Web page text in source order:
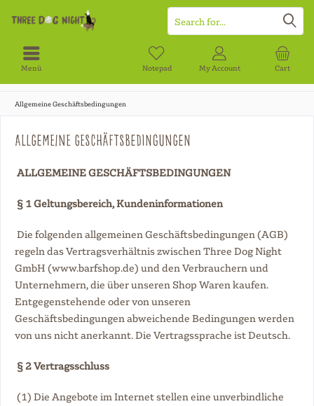
Menü Cart
Notepad My Account
Allgemeine Geschäftsbedingungen
Allgemeine Geschäftsbedingungen
ALLGEMEINE GESCHÄFTSBEDINGUNGEN
§ 1 Geltungsbereich, Kundeninformationen
Die folgenden allgemeinen Geschäftsbedingungen (AGB)
regeln das Vertragsverhältnis zwischen Three Dog Night
GmbH (www.barfshop.de) und den Verbrauchern und
Unternehmern, die über unseren Shop Waren kaufen.
Entgegenstehende oder von unseren
Geschäftsbedingungen abweichende Bedingungen werden
von uns nicht anerkannt. Die Vertragssprache ist Deutsch.
§ 2 Vertragsschluss
(1) Die Angebote im Internet stellen eine unverbindliche